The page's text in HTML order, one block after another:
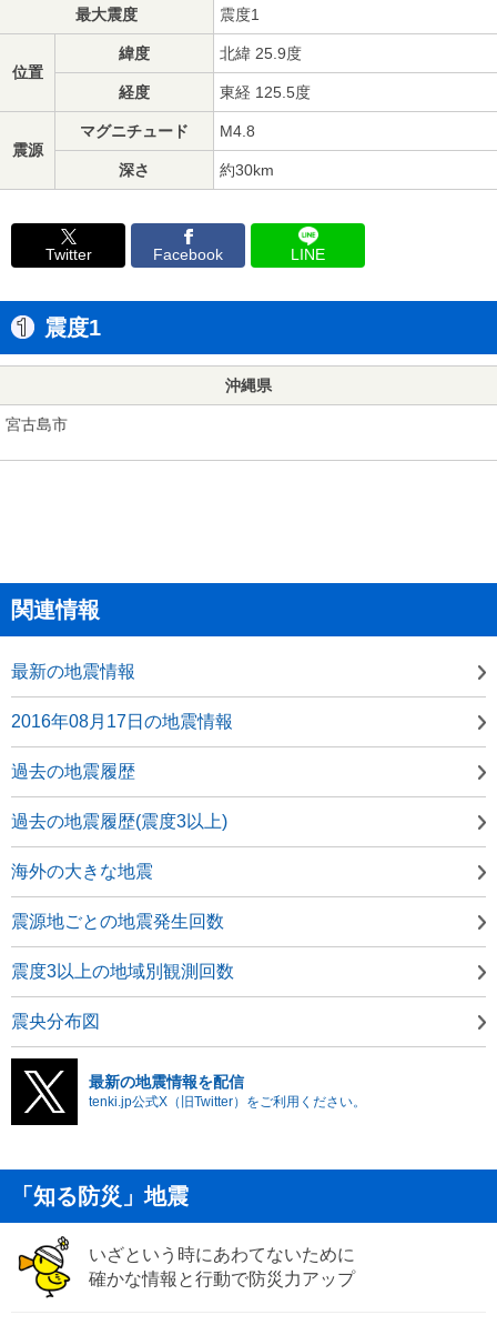
最大震度 震度1
位置
緯度 北緯 25.9度
経度 東経 125.5度
震源
マグニチュード M4.8
深さ 約30km
Twitter Facebook LINE
震度1
沖縄県
宮古島市
関連情報
最新の地震情報
2016年08月17日の地震情報
過去の地震履歴
過去の地震履歴(震度3以上)
海外の大きな地震
震源地ごとの地震発生回数
震度3以上の地域別観測回数
震央分布図
最新の地震情報を配信
tenki.jp公式X（旧Twitter）をご利用ください。
「知る防災」地震
いざという時にあわてないために
確かな情報と行動で防災力アップ